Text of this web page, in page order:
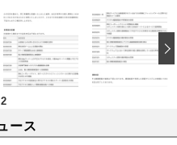
2
ース